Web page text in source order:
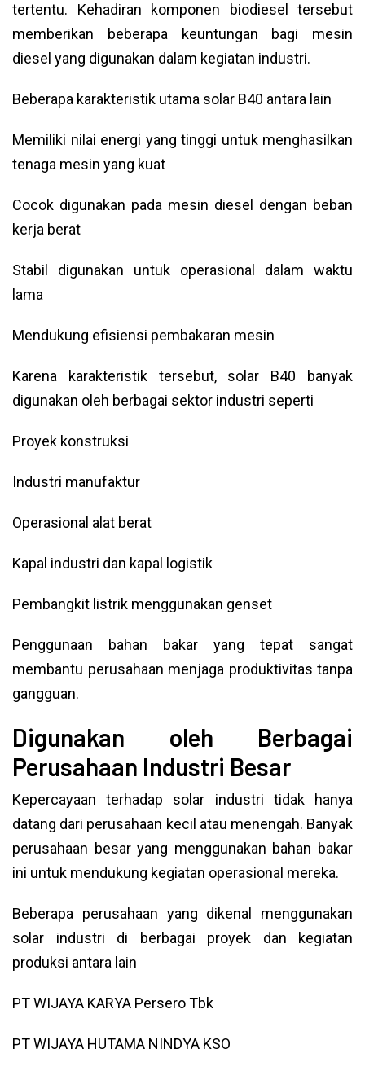
tertentu. Kehadiran komponen biodiesel tersebut
memberikan beberapa keuntungan bagi mesin
diesel yang digunakan dalam kegiatan industri.
Beberapa karakteristik utama solar B40 antara lain
Memiliki nilai energi yang tinggi untuk menghasilkan
tenaga mesin yang kuat
Cocok digunakan pada mesin diesel dengan beban
kerja berat
Stabil digunakan untuk operasional dalam waktu
lama
Mendukung efisiensi pembakaran mesin
Karena karakteristik tersebut, solar B40 banyak
digunakan oleh berbagai sektor industri seperti
Proyek konstruksi
Industri manufaktur
Operasional alat berat
Kapal industri dan kapal logistik
Pembangkit listrik menggunakan genset
Penggunaan bahan bakar yang tepat sangat
membantu perusahaan menjaga produktivitas tanpa
gangguan.
Digunakan oleh Berbagai
Perusahaan Industri Besar
Kepercayaan terhadap solar industri tidak hanya
datang dari perusahaan kecil atau menengah. Banyak
perusahaan besar yang menggunakan bahan bakar
ini untuk mendukung kegiatan operasional mereka.
Beberapa perusahaan yang dikenal menggunakan
solar industri di berbagai proyek dan kegiatan
produksi antara lain
PT WIJAYA KARYA Persero Tbk
PT WIJAYA HUTAMA NINDYA KSO